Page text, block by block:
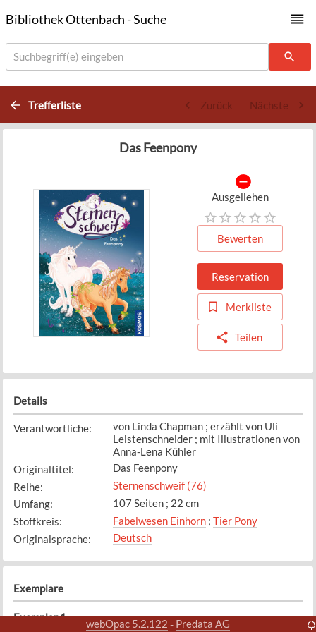
Bibliothek Ottenbach - Suche
Suchbegriff(e) eingeben
Trefferliste Zurück Nächste
Das Feenpony
Ausgeliehen
Bewerten
Reservation
Merkliste
Teilen
Details
Verantwortliche:
von Linda Chapman ; erzählt von Uli
Leistenschneider ; mit Illustrationen von
Anna-Lena Kühler
Originaltitel:
Das Feenpony
Reihe:
Sternenschweif (76)
Umfang:
107 Seiten ; 22 cm
Stoffkreis: Fabelwesen Einhorn; Tier Pony
Originalsprache: Deutsch
Exemplare
Exemplar1 webOpac 5.2.122 - Predata AG